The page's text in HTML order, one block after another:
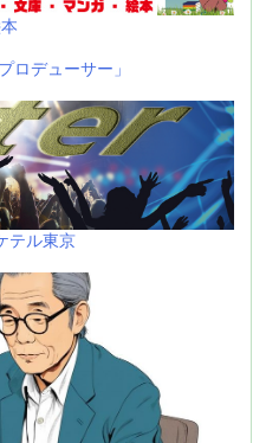
ロデューサー」
テル東京